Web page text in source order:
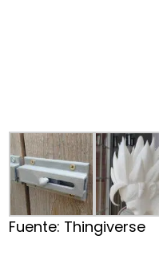
Fuente: Thingiverse